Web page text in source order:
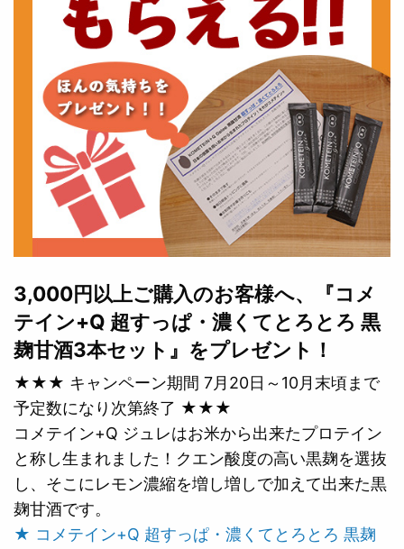
3,000円以上ご購入のお客様へ、『コメ
テイン+Q 超すっぱ・濃くてとろとろ 黒
麹甘酒3本セット』をプレゼント！
★★★ キャンペーン期間 7月20日～10月末頃まで
予定数になり次第終了 ★★★
コメテイン+Q ジュレはお米から出来たプロテイン
と称し生まれました！クエン酸度の高い黒麹を選抜
し、そこにレモン濃縮を増し増しで加えて出来た黒
麹甘酒です。
★ コメテイン+Q 超すっぱ・濃くてとろとろ 黒麹